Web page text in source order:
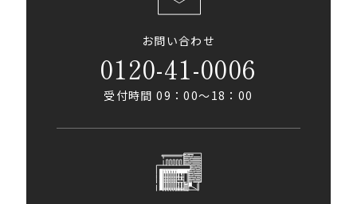
お問い合わせ
0120-41-0006
受付時間 09：00〜18：00